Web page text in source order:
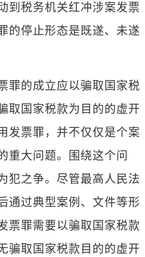
到税务机关红冲涉案发票
的停止形态是既遂、未遂
罪的成立应以骗取国家税
取国家税款为目的的虚开
发票罪，并不仅仅是个案
重大问题。围绕这个问
犯之争。尽管最高人民法
通过典型案例、文件等形
票罪需要以骗取国家税款
骗取国家税款目的的虚开